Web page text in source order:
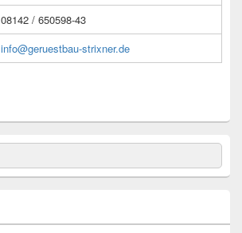
08142 / 650598-43
info@geruestbau-strixner.de